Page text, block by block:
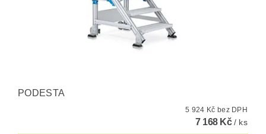
PODESTA
5 924 Kč bez DPH
7 168 Kč/ ks